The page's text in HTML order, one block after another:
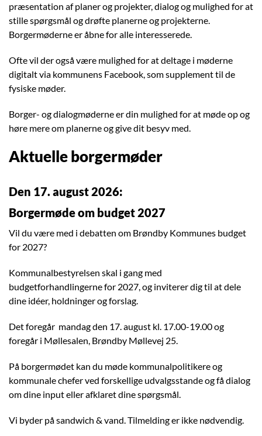
præsentation af planer og projekter, dialog og mulighed for at
stille spørgsmål og drøfte planerne og projekterne.
Borgermøderne er åbne for alle interesserede.
Ofte vil der også være mulighed for at deltage i møderne
digitalt via kommunens Facebook, som supplement til de
fysiske møder.
Borger- og dialogmøderne er din mulighed for at møde op og
høre mere om planerne og give dit besyv med.
Aktuelle borgermøder
Den 17. august 2026:
Borgermøde om budget 2027
Vil du være med i debatten om Brøndby Kommunes budget
for 2027?
Kommunalbestyrelsen skal i gang med
budgetforhandlingerne for 2027, og inviterer dig til at dele
dine idéer, holdninger og forslag.
Det foregår mandag den 17. august kl. 17.00-19.00 og
foregår i Møllesalen, Brøndby Møllevej 25.
På borgermødet kan du møde kommunalpolitikere og
kommunale chefer ved forskellige udvalgsstande og få dialog
om dine input eller afklaret dine spørgsmål.
Vi byder på sandwich & vand. Tilmelding er ikke nødvendig.